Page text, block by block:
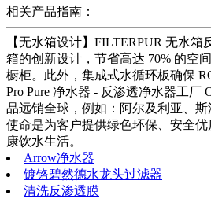
相关产品指南：
【无水箱设计】FILTERPUR 无水
箱的创新设计，节省高达 70% 的空
橱柜。此外，集成式水循环板确保
Pro Pure 净水器 - 反渗透净水器工厂
品远销全球，例如：阿尔及利亚、
使命是为客户提供绿色环保、安全
康饮水生活。
Arrow净水器
镀铬碧然德水龙头过滤器
清洗反渗透膜